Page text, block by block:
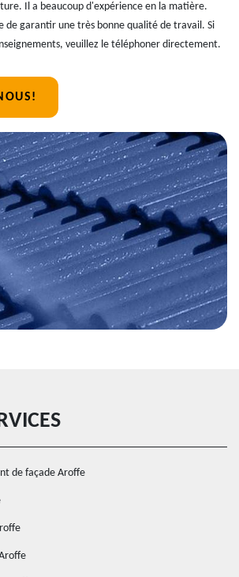
Il a beaucoup d'expérience en la matière.
de garantir une très bonne qualité de travail. Si
veuillez le téléphoner directement.
de façade Aroffe